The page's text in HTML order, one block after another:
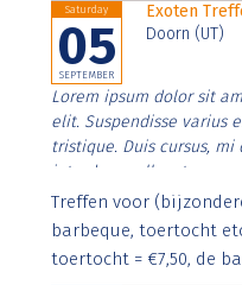
Saturday
05
SEPTEMBER
Exoten
Doorn (UT)
Lorem ipsum dolor sit
elit. Suspendisse varius
tristique. Duis cursus,
interdum nulla, ut
Aenean faucibus nibh et
imperdiet. Nunc ut sem
Treffen voor
barbeque, toertocht
toertocht = €7,50, de